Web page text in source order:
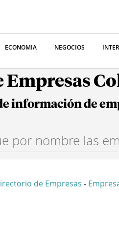
ECONOMIA NEGOCIOS
Empresas
información de
de Empresas -